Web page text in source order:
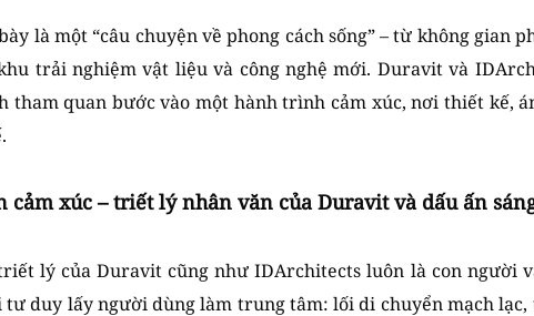
là một “câu chuyện về phong cách sống” – từ không gian
trải nghiệm vật liệu và công nghệ mới. Duravit và
tham quan bước vào một hành trình cảm xúc, nơi thiết kế,
cảm xúc – triết lý nhân văn của Duravit và dấu ấn
lý của Duravit cũng như IDArchitects luôn là con người
tư duy lấy người dùng làm trung tâm: lối di chuyển mạch